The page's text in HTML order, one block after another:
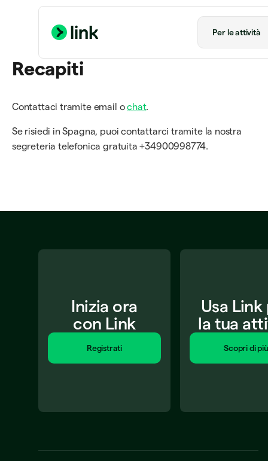
Per le attività
Recapiti
Contattaci tramite email ochat.
Se risiedi in Spagna, puoi contattarci tramite la nostra
segreteria telefonica gratuita +34900998774.
Inizia ora
con Link
Registrati
Usa Link
la tua
Scopri di più